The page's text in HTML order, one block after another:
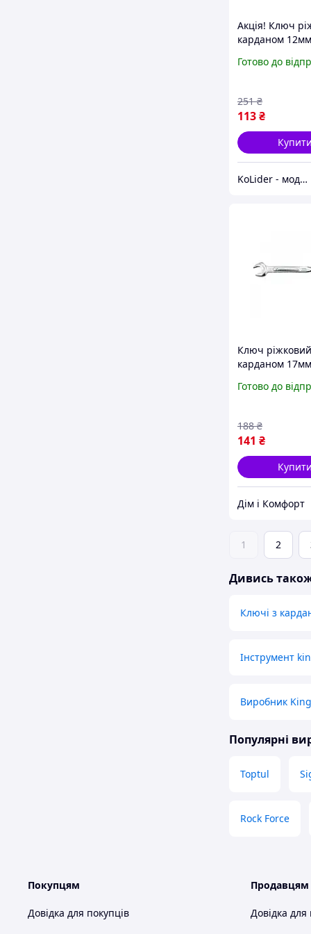
Акція! Ключ
карданом 12мм
кращою ціною!
Готово до
113₴
251 ₴
Купити
KoLider - модний магазин
Ключ
карданом
Готово до
141 ₴
188 ₴
Купити
Дім і Комфорт
1 2
Дивись
Ключі з
Інструмент
Виробник
Популярні
Toptul
Rock Force
Покупцям
Довідка для покупців
Продавцям
Довідка для